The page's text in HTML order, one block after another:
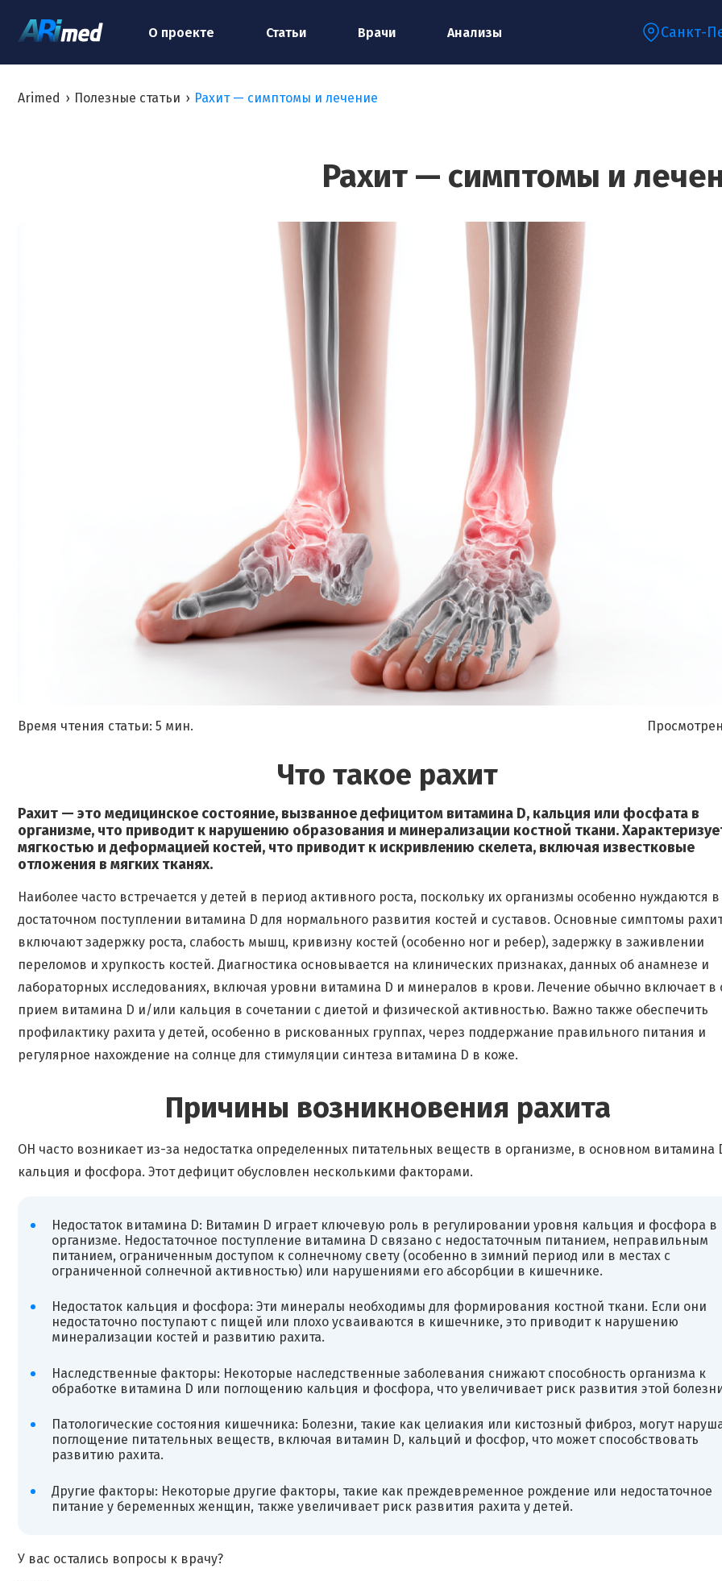
О проекте Статьи Врачи Анализы Санкт-
Arimed › Полезные статьи › Рахит — симптомы и лечение
Рахит — симптомы и
Время чтения статьи: 5 мин.
Что такое рахит
Рахит — это медицинское состояние, вызванное дефицитом витамина D, кальция или фосфата в
организме, что приводит к нарушению образования и минерализации костной ткани.
мягкостью и деформацией костей, что приводит к искривлению скелета, включая известковые
отложения в мягких тканях.
Наиболее часто встречается у детей в период активного роста, поскольку их организмы особенно нуждаются в
достаточном поступлении витамина D для нормального развития костей и суставов. Основные симптомы
включают задержку роста, слабость мышц, кривизну костей (особенно ног и ребер), задержку в заживлении
переломов и хрупкость костей. Диагностика основывается на клинических признаках, данных об анамнезе и
лабораторных исследованиях, включая уровни витамина D и минералов в крови. Лечение обычно включает в
прием витамина D и/или кальция в сочетании с диетой и физической активностью. Важно также обеспечить
профилактику рахита у детей, особенно в рискованных группах, через поддержание правильного питания и
регулярное нахождение на солнце для стимуляции синтеза витамина D в коже.
Причины возникновения рахита
ОН часто возникает из-за недостатка определенных питательных веществ в организме, в основном витамина
кальция и фосфора. Этот дефицит обусловлен несколькими факторами.
Недостаток витамина D: Витамин D играет ключевую роль в регулировании уровня кальция и фосфора в
организме. Недостаточное поступление витамина D связано с недостаточным питанием, неправильным
питанием, ограниченным доступом к солнечному свету (особенно в зимний период или в местах с
ограниченной солнечной активностью) или нарушениями его абсорбции в кишечнике.
Недостаток кальция и фосфора: Эти минералы необходимы для формирования костной ткани. Если они
недостаточно поступают с пищей или плохо усваиваются в кишечнике, это приводит к нарушению
минерализации костей и развитию рахита.
Наследственные факторы: Некоторые наследственные заболевания снижают способность организма к
обработке витамина D или поглощению кальция и фосфора, что увеличивает риск развития этой
Патологические состояния кишечника: Болезни, такие как целиакия или кистозный фиброз, могут
поглощение питательных веществ, включая витамин D, кальций и фосфор, что может способствовать
развитию рахита.
Другие факторы: Некоторые другие факторы, такие как преждевременное рождение или недостаточное
питание у беременных женщин, также увеличивает риск развития рахита у детей.
У вас остались вопросы к врачу?
обработку моих персональных данных